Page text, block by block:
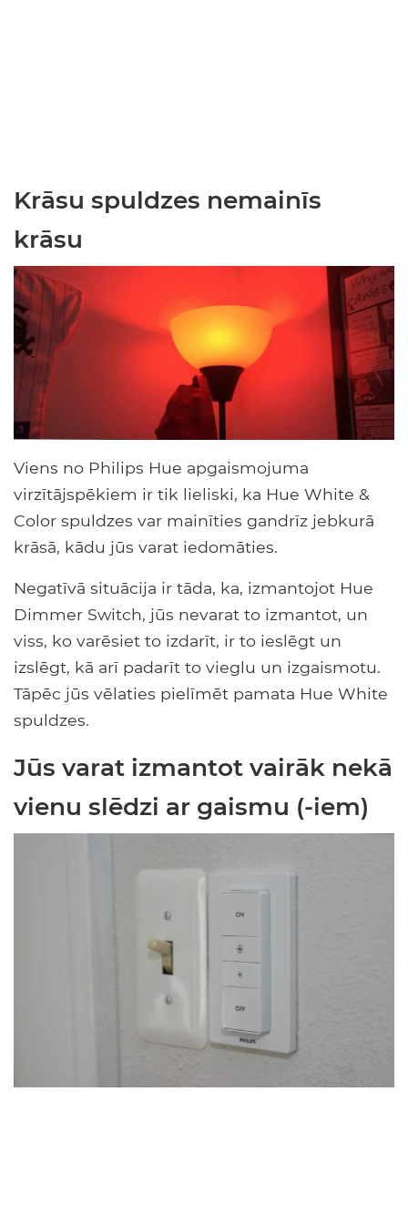
Krāsu spuldzes nemainīs
krāsu
Viens no Philips Hue apgaismojuma
virzītājspēkiem ir tik lieliski, ka Hue White &
Color spuldzes var mainīties gandrīz jebkurā
krāsā, kādu jūs varat iedomāties.
Negatīvā situācija ir tāda, ka, izmantojot Hue
Dimmer Switch, jūs nevarat to izmantot, un
viss, ko varēsiet to izdarīt, ir to ieslēgt un
izslēgt, kā arī padarīt to vieglu un izgaismotu.
Tāpēc jūs vēlaties pielīmēt pamata Hue White
spuldzes.
Jūs varat izmantot vairāk nekā
vienu slēdzi ar gaismu (-iem)